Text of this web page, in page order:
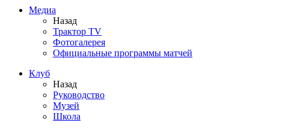
Медиа
Назад
Трактор TV
Фотогалерея
Официальные программы матчей
Клуб
Назад
Руководство
Музей
Школа